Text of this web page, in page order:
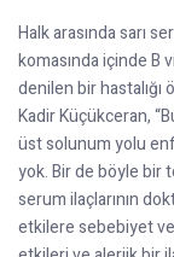
Halk arasında sarı
komasında içinde B
denilen bir hastalığı
Kadir Küçükceran,
üst solunum yolu
yok. Bir de böyle bir
serum ilaçlarının
etkilere sebebiyet